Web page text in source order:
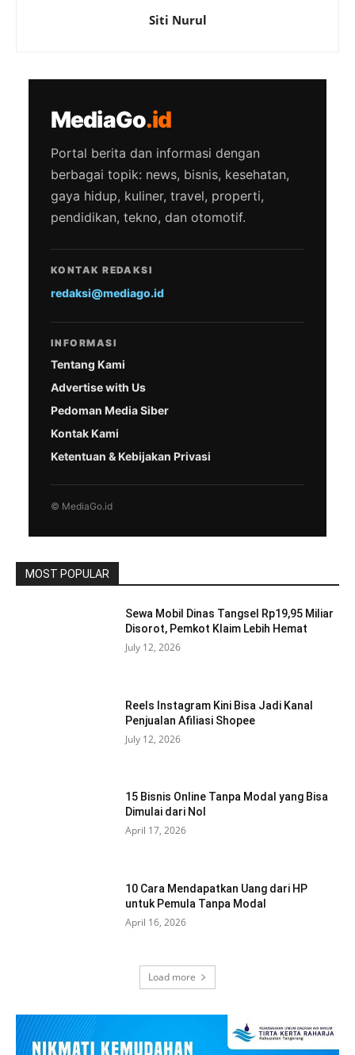
Siti Nurul
MediaGo.id
Portal berita dan informasi dengan
berbagai topik: news, bisnis, kesehatan,
gaya hidup, kuliner, travel, properti,
pendidikan, tekno, dan otomotif.
KONTAK REDAKSI
redaksi@mediago.id
INFORMASI
Tentang Kami
Advertise with Us
Pedoman Media Siber
Kontak Kami
Ketentuan & Kebijakan Privasi
© MediaGo.id
MOST POPULAR
Sewa Mobil Dinas Tangsel Rp19,95 Miliar
Disorot, Pemkot Klaim Lebih Hemat
July 12, 2026
Reels Instagram Kini Bisa Jadi Kanal
Penjualan Afiliasi Shopee
July 12, 2026
15 Bisnis Online Tanpa Modal yang Bisa
Dimulai dari Nol
April 17, 2026
10 Cara Mendapatkan Uang dari HP
untuk Pemula Tanpa Modal
April 16, 2026
Load more